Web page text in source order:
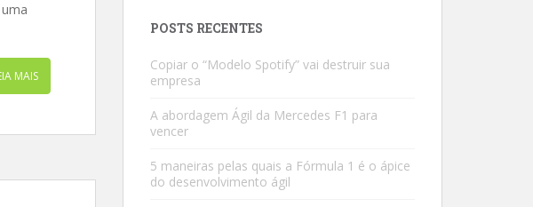
MAIS
POSTS RECENTES
Copiar o “Modelo Spotify” vai destruir sua
empresa
A abordagem Ágil da Mercedes F1 para
vencer
5 maneiras pelas quais a Fórmula 1 é o ápice
do desenvolvimento ágil